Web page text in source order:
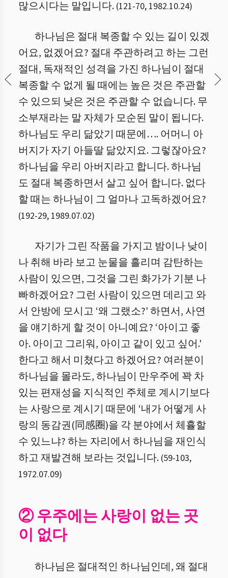
많으시다는 말입니다. (121-70, 1982.10.24)
하나님은 절대 복종할 수 있는 길이 있겠
어요, 없겠어요? 절대 주관하려고 하는 그런
절대, 독재적인 성격을 가진 하나님이 절대
복종할 수 없게 될 때에는 높은 것은 주관할
수 있으되 낮은 것은 주관할 수 없습니다. 무
소부재라는 말 자체가 모순된 말이 됩니다.
하나님도 우리 닮았기 때문에…. 어머니 아
버지가 자기 아들딸 닮았지요. 그렇잖아요?
하나님을 우리 아버지라고 합니다. 하나님
도 절대 복종하면서 살고 싶어 합니다. 없다
할 때는 하나님이 그 얼마나 고독하겠어요?
(192-29, 1989.07.02)
자기가 그린 작품을 가지고 밤이나 낮이
나 취해 바라 보고 눈물을 흘리며 감탄하는
사람이 있으면, 그것을 그린 화가가 기분 나
빠하겠어요? 그런 사람이 있으면 데리고 와
서 안방에 모시고 ‘왜 그랬소?' 하면서, 사연
을 얘기하게 할 것이 아니예요? ‘아이고 좋
아. 아이고 그리워, 아이고 같이 있고 싶어.'
한다고 해서 미쳤다고 하겠어요? 여러분이
하나님을 몰라도, 하나님이 만우주에 꽉 차
있는 편재성을 지식적인 주체로 계시기보다
는 사랑으로 계시기 때문에 ‘내가 어떻게 사
랑의 동감권(同感圈)을 각 분야에서 체휼할
수 있느냐? 하는 자리에서 하나님을 재인식
하고 재발견해 보라는 것입니다. (59-103,
1972.07.09)
② 우주에는 사랑이 없는 곳
이 없다
하나님은 절대적인 하나님인데, 왜 절대